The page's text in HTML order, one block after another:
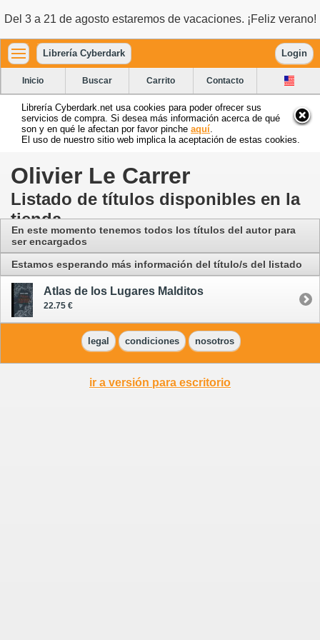
Del 3 a 21 de agosto estaremos de vacaciones. ¡Feliz verano!
Librería Cyberdark Login
Inicio Buscar Carrito Contacto
Librería Cyberdark.net usa cookies para poder ofrecer sus
servicios de compra. Si desea más información acerca de qué
son y en qué le afectan por favor pinche aquí
El uso de nuestro sitio web implica la aceptación de estas cookies.
Olivier Le Carrer
Listado de títulos disponibles en la
tienda
En este momento tenemos todos los títulos del autor para
ser encargados
Estamos esperando más información del título/s del listado
Atlas de los Lugares Malditos
22.75 €
legal condiciones nosotros
ir a versión para escritorio